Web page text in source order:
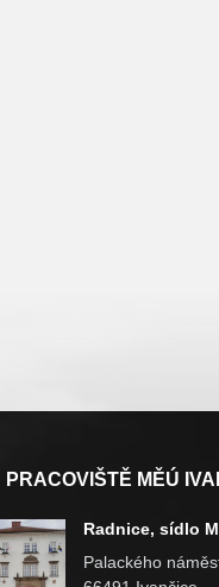
PRACOVIŠTĚ MĚÚ
Radnice, sídlo
Palackého